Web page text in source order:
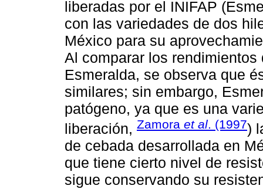
liberadas por el INIFAP
con las variedades de dos
México para su
Al comparar los
Esmeralda, se observa que
similares; sin embargo,
patógeno, ya que es una
liberación, Zamora et al. (1997)
de cebada desarrollada en
que tiene cierto nivel de
sigue conservando su